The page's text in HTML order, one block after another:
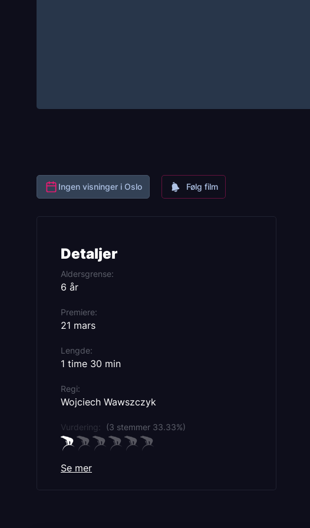
Ingen visninger i Oslo Følg film
Detaljer
Aldersgrense
6 år
Premiere
21 mars
Lengde
1 time 30 min
Regi
Wojciech Wawszczyk
Vurdering: (3 stemmer 33.33%)
Originaltittel
Se mer